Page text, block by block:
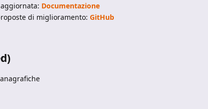
Documentazione
di miglioramento: GitHub